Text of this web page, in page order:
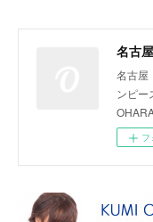
名古
ンピー
フ